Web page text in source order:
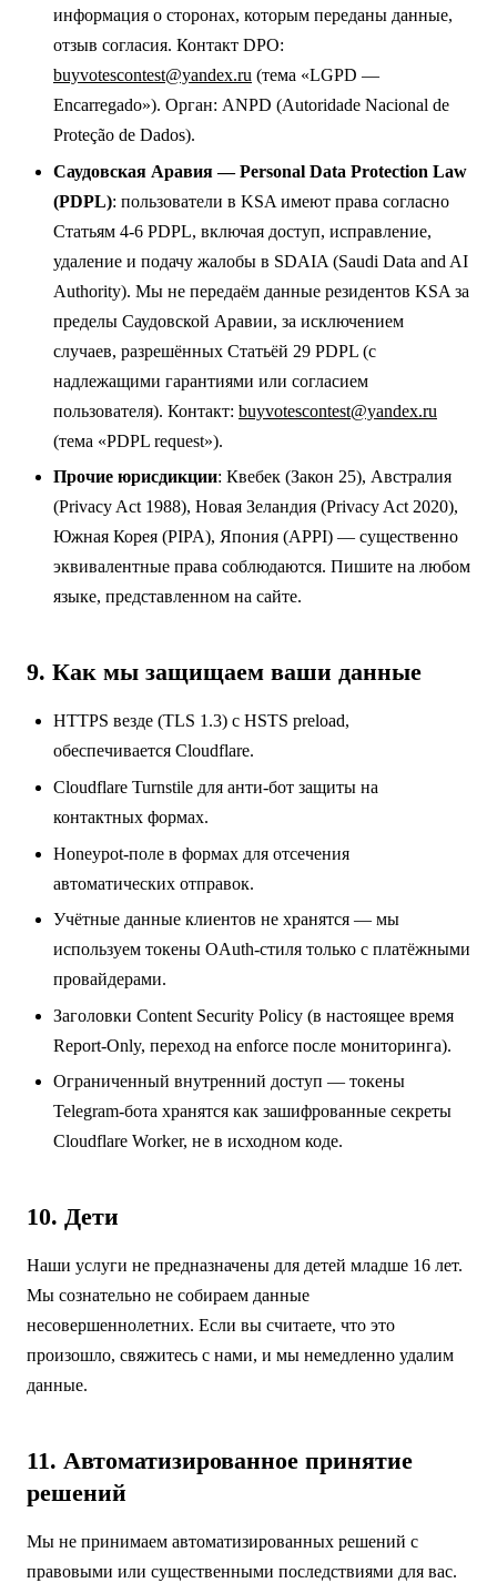
информация о сторонах, которым переданы данные,
отзыв согласия. Контакт DPO:
buyvotescontest@yandex.ru (тема «LGPD —
Encarregado»). Орган: ANPD (Autoridade Nacional de
Proteção de Dados).
Саудовская Аравия — Personal Data Protection Law
(PDPL): пользователи в KSA имеют права согласно
Статьям 4-6 PDPL, включая доступ, исправление,
удаление и подачу жалобы в SDAIA (Saudi Data and AI
Authority). Мы не передаём данные резидентов KSA за
пределы Саудовской Аравии, за исключением
случаев, разрешённых Статьёй 29 PDPL (с
надлежащими гарантиями или согласием
пользователя). Контакт: buyvotescontest@yandex.ru
(тема «PDPL request»).
Прочие юрисдикции: Квебек (Закон 25), Австралия
(Privacy Act 1988), Новая Зеландия (Privacy Act 2020),
Южная Корея (PIPA), Япония (APPI) — существенно
эквивалентные права соблюдаются. Пишите на любом
языке, представленном на сайте.
9. Как мы защищаем ваши данные
HTTPS везде (TLS 1.3) с HSTS preload,
обеспечивается Cloudflare.
Cloudflare Turnstile для анти-бот защиты на
контактных формах.
Honeypot-поле в формах для отсечения
автоматических отправок.
Учётные данные клиентов не хранятся — мы
используем токены OAuth-стиля только с платёжными
провайдерами.
Заголовки Content Security Policy (в настоящее время
Report-Only, переход на enforce после мониторинга).
Ограниченный внутренний доступ — токены
Telegram-бота хранятся как зашифрованные секреты
Cloudflare Worker, не в исходном коде.
10. Дети
Наши услуги не предназначены для детей младше 16 лет.
Мы сознательно не собираем данные
несовершеннолетних. Если вы считаете, что это
произошло, свяжитесь с нами, и мы немедленно удалим
данные.
11. Автоматизированное принятие
решений
Мы не принимаем автоматизированных решений с
правовыми или существенными последствиями для вас.